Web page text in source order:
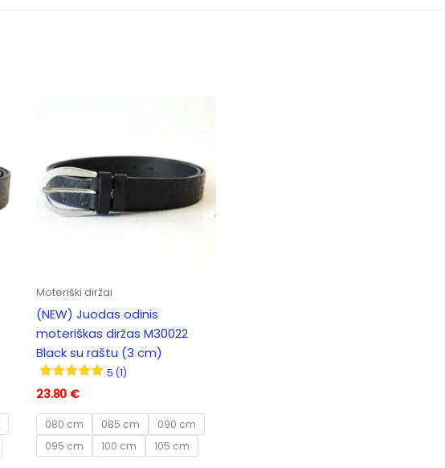
Moteriški diržai
(NEW) Juodas odinis
moteriškas diržas M30022
Black su raštu (3 cm)
5 (1)
23.80 €
080 cm 085 cm
090 cm
095 cm
100 cm 105 cm